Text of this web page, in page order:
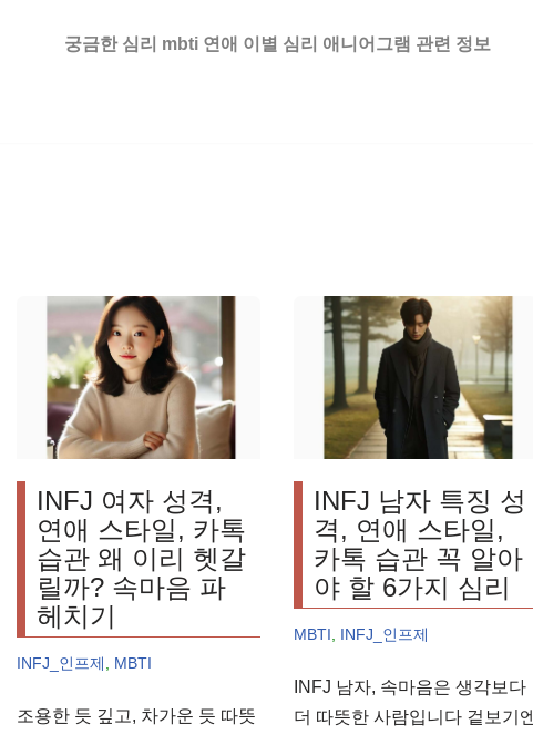
궁금한 심리 mbti 연애 이별 심리 애니어그램 관련 정보
INFJ 여자 성격,
연애 스타일, 카톡
습관 왜 이리 헷갈
릴까? 속마음 파
헤치기
INFJ_인프제 MBTI
조용한 듯 깊고, 차가운 듯 따뜻
INFJ 남자 특징 성
격, 연애 스타일,
카톡 습관 꼭 알아
야 할 6가지 심리
MBTI INFJ_인프제
INFJ 남자, 속마음은 생각보다
더 따뜻한 사람입니다 겉보기엔